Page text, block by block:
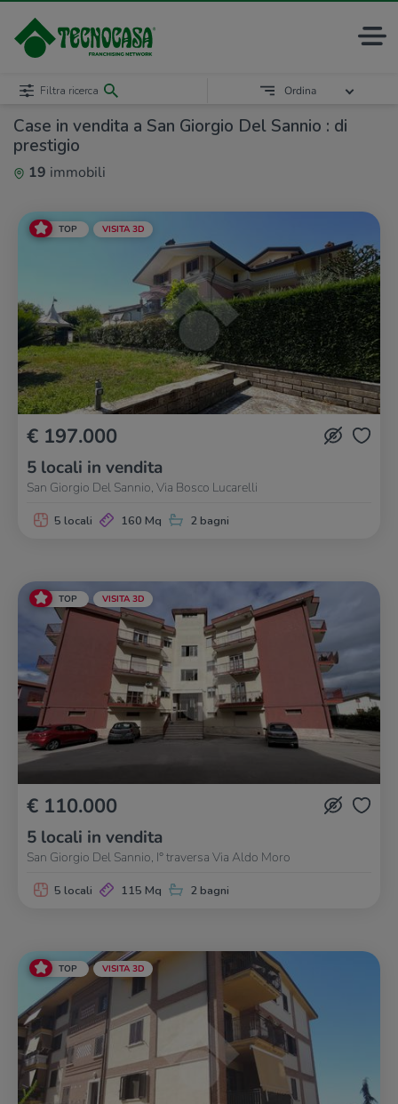
Case in vendita a San Giorgio Del Sannio : di
prestigio
19 immobili
Filtra ricerca Ordina
TOP VISITA 3D
€ 197.000
5 locali in vendita
San Giorgio Del Sannio, Via Bosco Lucarelli
5 locali 160 Mq 2 bagni
TOP VISITA 3D
€ 110.000
5 locali in vendita
San Giorgio Del Sannio, I° traversa Via Aldo Moro
5 locali 115 Mq 2 bagni
TOP VISITA 3D